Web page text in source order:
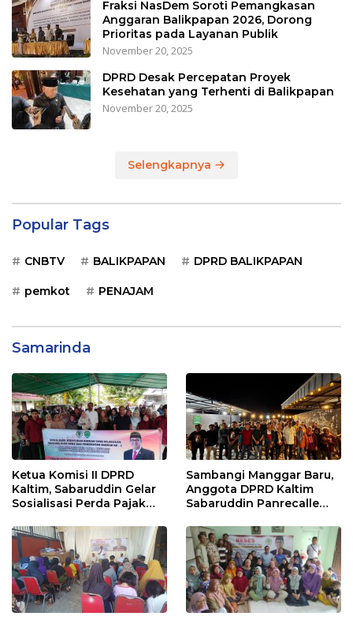
Fraksi NasDem Soroti Pemangkasan
Anggaran Balikpapan 2026, Dorong
Prioritas pada Layanan Publik
November 20, 2025
DPRD Desak Percepatan Proyek
Kesehatan yang Terhenti di Balikpapan
November 20, 2025
Selengkapnya
Popular Tags
CNBTV BALIKPAPAN DPRD BALIKPAPAN
pemkot PENAJAM
Samarinda
Ketua Komisi II DPRD
Kaltim, Sabaruddin Gelar
Sosialisasi Perda Pajak
Sepinggan Raya
Balikpapan
Sambangi Manggar Baru,
Anggota DPRD Kaltim
Sabaruddin Panrecalle
Balikpapan